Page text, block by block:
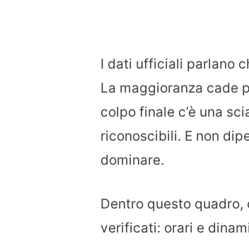
I dati ufficiali parlano
La maggioranza cade
colpo finale c’è una
riconoscibili. E non
dominare.
Dentro questo quadro,
verificati: orari e